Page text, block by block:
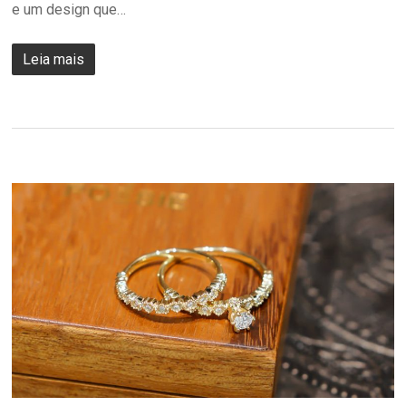
e um design que…
Leia mais